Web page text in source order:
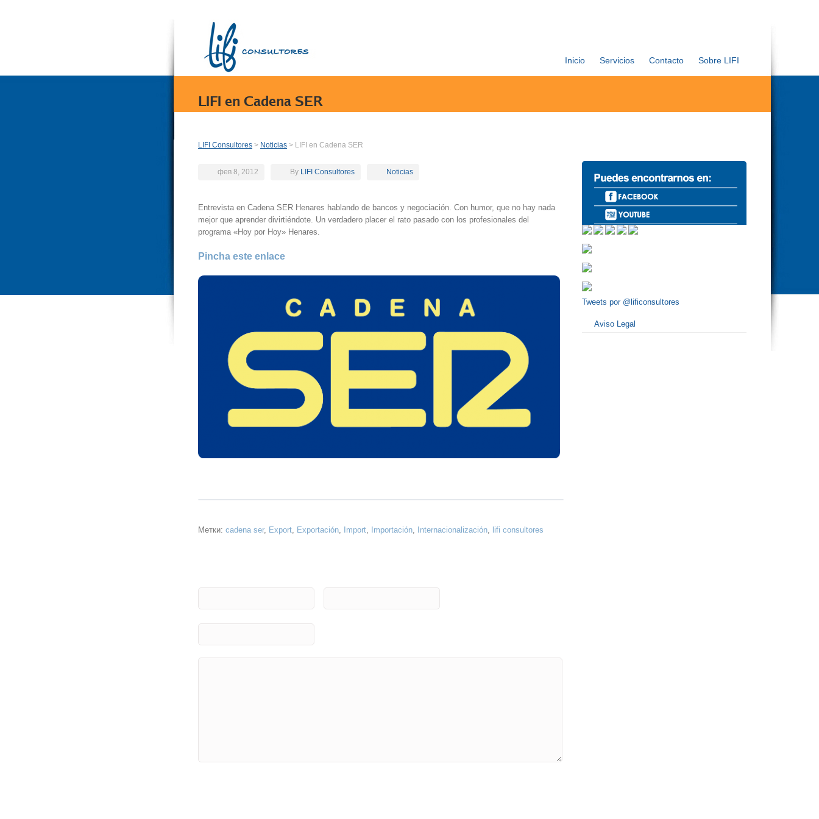
Inicio Servicios Contacto Sobre LIFI
LIFI en Cadena SER
LIFI Consultores > Noticias > LIFI en Cadena SER
фев 8, 2012 By LIFI Consultores Noticias
Entrevista en Cadena SER Henares hablando de bancos y negociación. Con humor, que no hay nada
mejor que aprender divirtiéndote. Un verdadero placer el rato pasado con los profesionales del
programa «Hoy por Hoy» Henares.
Pincha este enlace
Метки: cadena ser, Export, Exportación, Import, Importación, Internacionalización, lifi consultores
Tweets por @lificonsultores
Aviso Legal